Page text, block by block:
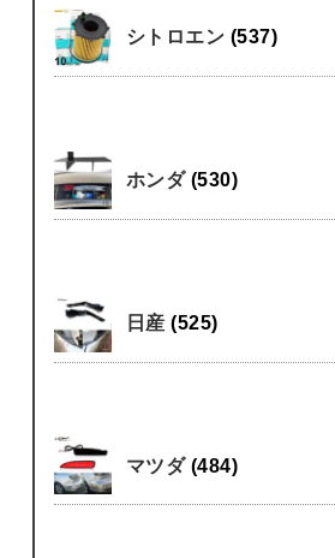
シトロエン (537)
ホンダ (530)
日産(525)
マツダ (484)